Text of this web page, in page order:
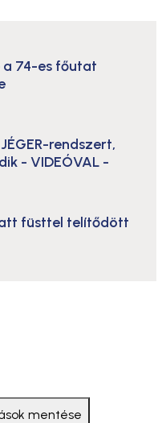
74-es főutat
rendszert,
- VIDEÓVAL -
füsttel telítődött
mentése